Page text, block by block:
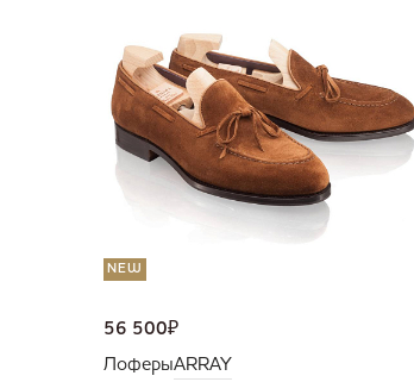
NEW
56 500₽
ЛоферыARRAY